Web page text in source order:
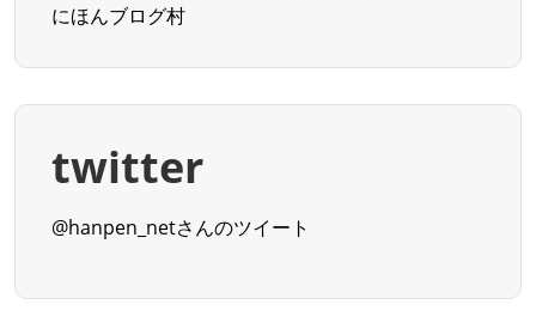
にほんブログ村
twitter
@hanpen_netさんのツイート